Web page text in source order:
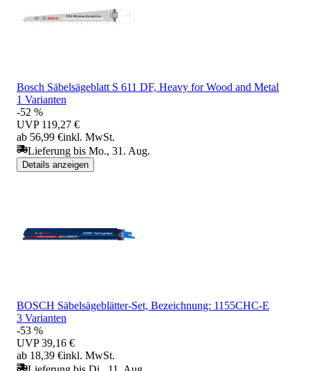
Bosch Säbelsägeblatt S 611 DF, Heavy for Wood and Metal
1 Varianten
-52 %
UVP 119,27 €
ab 56,99 €inkl. MwSt.
Lieferung bis Mo., 31. Aug.
Details anzeigen
BOSCH Säbelsägeblätter-Set, Bezeichnung: 1155CHC-E
3 Varianten
-53 %
UVP 39,16 €
ab 18,39 €inkl. MwSt.